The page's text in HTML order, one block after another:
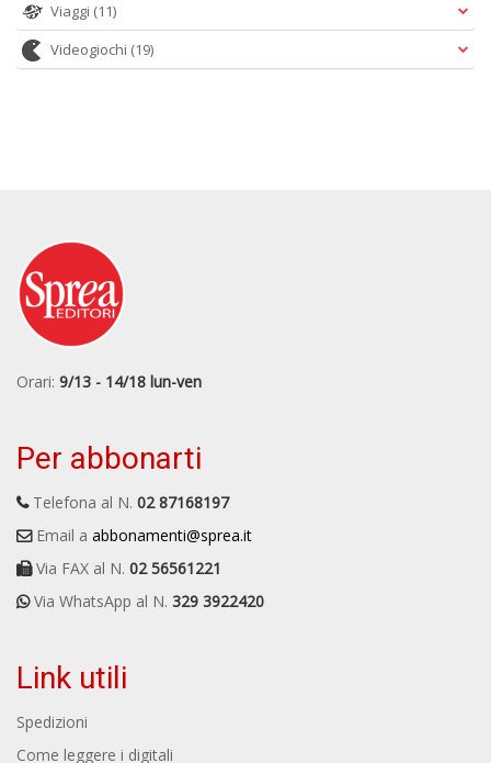
Viaggi (11)
Videogiochi (19)
Orari: 9/13 - 14/18 lun-ven
Per abbonarti
Telefona al N. 02 87168197
Email a abbonamenti@sprea.it
Via FAX al N. 02 56561221
Via WhatsApp al N. 329 3922420
Link utili
Spedizioni
Come leggere i digitali